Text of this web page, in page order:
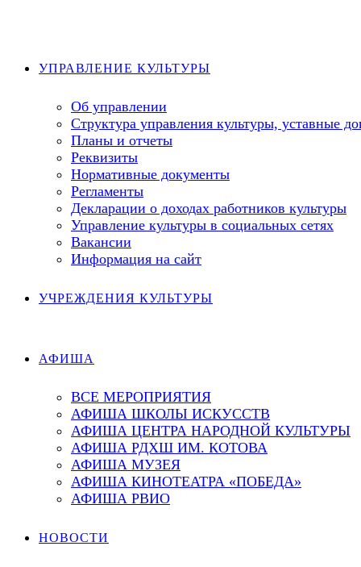
УПРАВЛЕНИЕ КУЛЬТУРЫ
Об управлении
Структура управления культуры, уставные
Планы и отчеты
Реквизиты
Нормативные документы
Регламенты
Декларации о доходах работников культуры
Управление культуры в социальных сетях
Вакансии
Информация на сайт
УЧРЕЖДЕНИЯ КУЛЬТУРЫ
АФИША
ВСЕ МЕРОПРИЯТИЯ
АФИША ШКОЛЫ ИСКУССТВ
АФИША ЦЕНТРА НАРОДНОЙ КУЛЬТУРЫ
АФИША РДХШ ИМ. КОТОВА
АФИША МУЗЕЯ
АФИША КИНОТЕАТРА «ПОБЕДА»
АФИША РВИО
НОВОСТИ